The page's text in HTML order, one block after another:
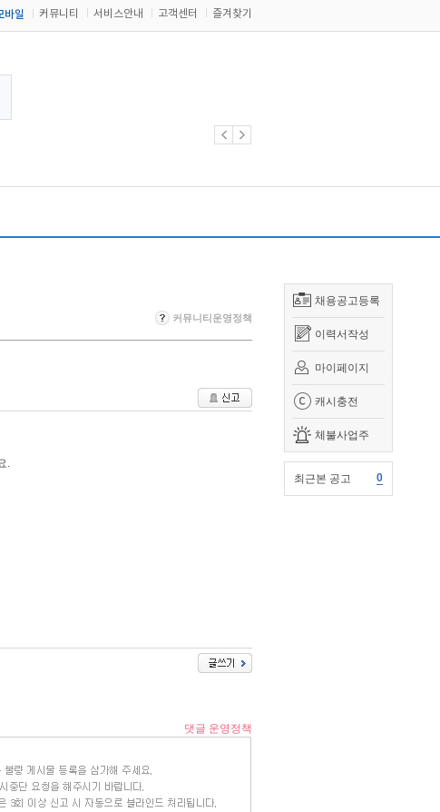
바일 커뮤니티 서비스안내 고객센터 즐겨찾기
채용공고등록
이력서작성
마이페이지
캐시충전
체불사업주
최근본 공고 0
커뮤니티운영정책
.